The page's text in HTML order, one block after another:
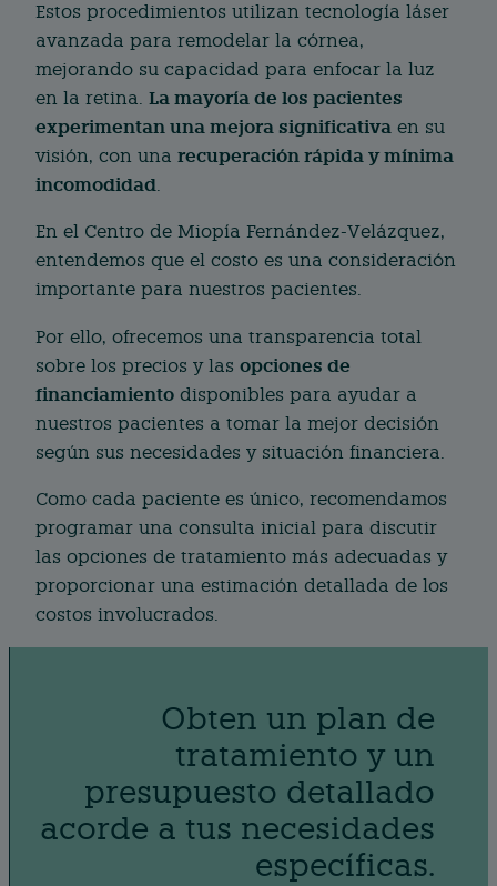
Estos procedimientos utilizan tecnología láser
avanzada para remodelar la córnea,
mejorando su capacidad para enfocar la luz
en la retina. La mayoría de los pacientes
experimentan una mejora significativa en su
visión, con una recuperación rápida y mínima
incomodidad.
En el Centro de Miopía Fernández-Velázquez,
entendemos que el costo es una consideración
importante para nuestros pacientes.
Por ello, ofrecemos una transparencia total
sobre los precios y las opciones de
financiamiento disponibles para ayudar a
nuestros pacientes a tomar la mejor decisión
según sus necesidades y situación financiera.
Como cada paciente es único, recomendamos
programar una consulta inicial para discutir
las opciones de tratamiento más adecuadas y
proporcionar una estimación detallada de los
costos involucrados.
Obten un plan de
tratamiento y un
presupuesto detallado
acorde a tus necesidades
específicas.